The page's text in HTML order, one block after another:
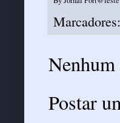
Marcadores:
Postar